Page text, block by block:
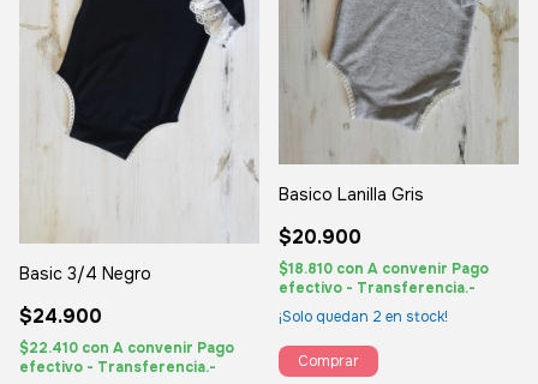
Basic 3/4 Negro
$24.900
$22.410 con A convenir Pago
efectivo - Transferencia.-
Basico Lanilla Gris
$20.900
$18.810 con A convenir Pago
efectivo - Transferencia.-
¡Solo quedan 2 en stock!
Comprar